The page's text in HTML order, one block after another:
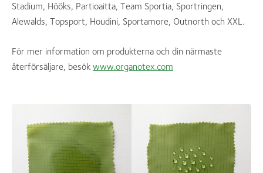
Stadium, Hööks, Partioaitta, Team Sportia, Sportringen,
Alewalds, Topsport, Houdini, Sportamore, Outnorth och XXL.
För mer information om produkterna och din närmaste
återförsäljare, besök www.organotex.com